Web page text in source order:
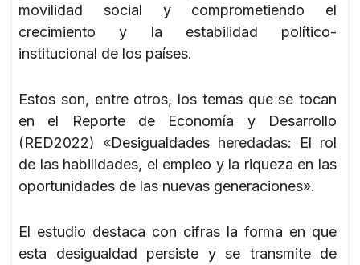
movilidad social y comprometiendo el
crecimiento y la estabilidad político-
institucional de los países.
Estos son, entre otros, los temas que se tocan
en el Reporte de Economía y Desarrollo
(RED2022) «Desigualdades heredadas: El rol
de las habilidades, el empleo y la riqueza en las
oportunidades de las nuevas generaciones».
El estudio destaca con cifras la forma en que
esta desigualdad persiste y se transmite de